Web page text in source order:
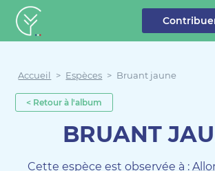
Créateur de forêt
Accueil > Espèces > Bruant jaune
< Retour à l'album
BRUANT
Cette espèce est observée à :